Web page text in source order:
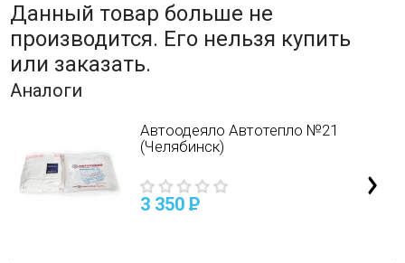
Данный товар больше не
производится. Его нельзя купить
или заказать.
Аналоги
Автоодеяло Автотепло №21
(Челябинск)
3 350 P